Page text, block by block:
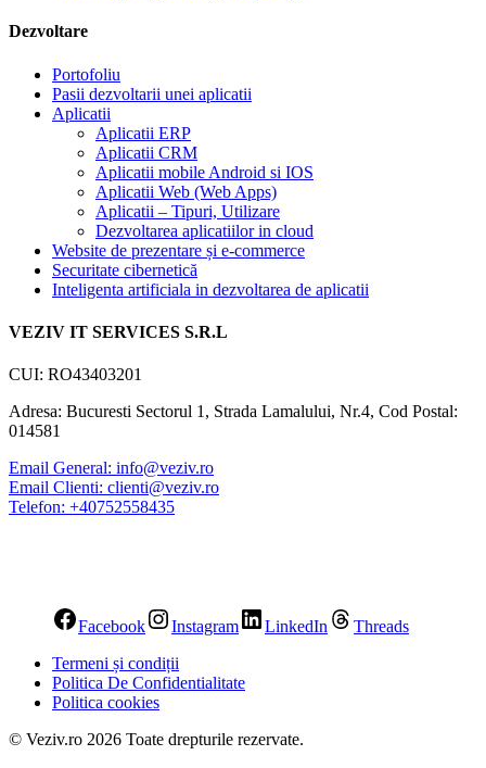
Dezvoltare
Portofoliu
Pasii dezvoltarii unei aplicatii
Aplicatii
Aplicatii ERP
Aplicatii CRM
Aplicatii mobile Android si IOS
Aplicatii Web (Web Apps)
Aplicatii – Tipuri, Utilizare
Dezvoltarea aplicatiilor in cloud
Website de prezentare și e-commerce
Securitate cibernetică
Inteligenta artificiala in dezvoltarea de aplicatii
VEZIV IT SERVICES S.R.L
CUI: RO43403201
Adresa: Bucuresti Sectorul 1, Strada Lamalului, Nr.4, Cod Postal:
014581
Email General: info@veziv.ro
Email Clienti: clienti@veziv.ro
Telefon: +40752558435
Facebook Instagram LinkedIn
Threads
Termeni și condiții
Politica De Confidentialitate​
Politica cookies
© Veziv.ro 2026 Toate drepturile rezervate.